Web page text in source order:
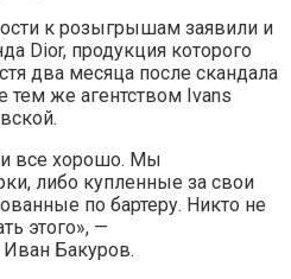
к розыгрышам заявили и
Dior, продукция которого
два месяца после скандала
тем же агентством Ivans
все хорошо. Мы
либо купленные за свои
по бартеру. Никто не
этого», —
Бакуров.